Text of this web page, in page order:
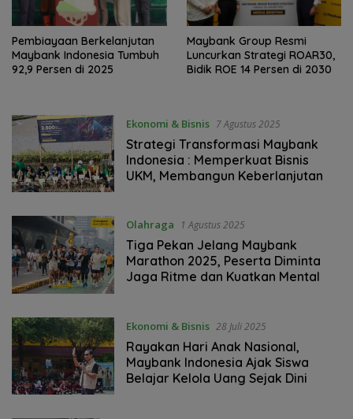
Pembiayaan Berkelanjutan
Maybank Indonesia Tumbuh
92,9 Persen di 2025
Maybank Group Resmi
Luncurkan Strategi ROAR30,
Bidik ROE 14 Persen di 2030
Ekonomi & Bisnis 7 Agustus 2025
Strategi Transformasi Maybank
Indonesia : Memperkuat Bisnis
UKM, Membangun Keberlanjutan
Olahraga 1 Agustus 2025
Tiga Pekan Jelang Maybank
Marathon 2025, Peserta Diminta
Jaga Ritme dan Kuatkan Mental
Ekonomi & Bisnis 28 Juli 2025
Rayakan Hari Anak Nasional,
Maybank Indonesia Ajak Siswa
Belajar Kelola Uang Sejak Dini